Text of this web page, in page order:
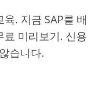
. 지금 SAP를 배
료 미리보기. 신용
습니다.